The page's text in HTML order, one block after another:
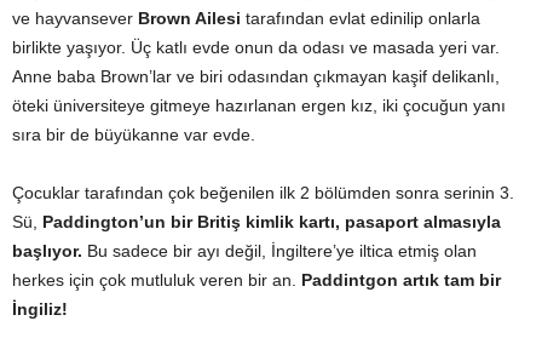
ve hayvansever Brown Ailesi tarafından evlat edinilip onlarla
birlikte yaşıyor. Üç katlı evde onun da odası ve masada yeri var.
Anne baba Brown’lar ve biri odasından çıkmayan kaşif delikanlı,
öteki üniversiteye gitmeye hazırlanan ergen kız, iki çocuğun yanı
sıra bir de büyükanne var evde.
Çocuklar tarafından çok beğenilen ilk 2 bölümden sonra serinin 3.
Sü, Paddington’un bir Britiş kimlik kartı, pasaport almasıyla
başlıyor. Bu sadece bir ayı değil, İngiltere’ye iltica etmiş olan
herkes için çok mutluluk veren bir an. Paddintgon artık tam bir
İngiliz!